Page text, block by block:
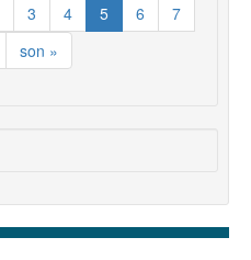
3 4 5 6
7
son »